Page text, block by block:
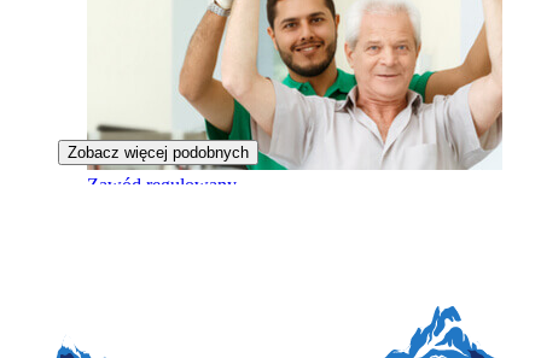
Zawód regulowany
Zobacz więcej podobnych